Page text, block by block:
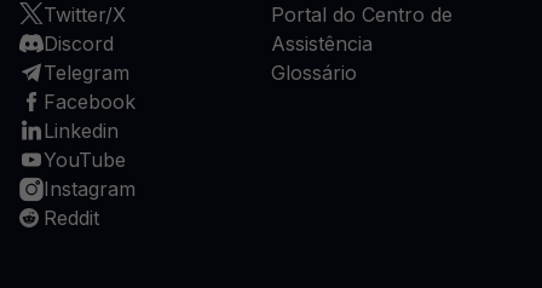
Twitter/X
Discord
Telegram
Facebook
Linkedin
YouTube
Instagram
Reddit
Portal do Centro de
Assistência
Glossário